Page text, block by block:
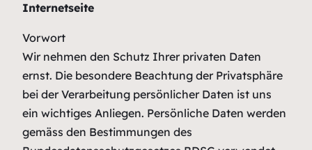
Internetseite
Vorwort
Wir nehmen den Schutz Ihrer privaten Daten
ernst. Die besondere Beachtung der Privatsphäre
bei der Verarbeitung persönlicher Daten ist uns
ein wichtiges Anliegen. Persönliche Daten werden
gemäss den Bestimmungen des